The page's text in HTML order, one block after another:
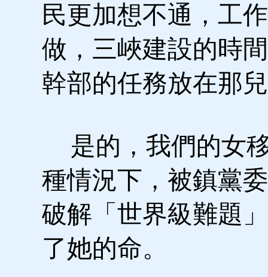
民更加想不通，工
做，三峽建設的時
幹部的任務放在那
是的，我們的女
種情況下，被鎮黨
破解「世界級難題
了她的命。